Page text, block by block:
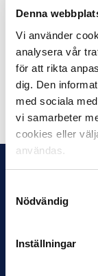
Denna
Vi använder
analysera vår
för att rikta
dig. Den
med sociala
vi samarbeter
cookies eller
användas.
Nödvändig
Inställningar
aktivitet.
”ett ärligt och
en inblick i
och
Dela på